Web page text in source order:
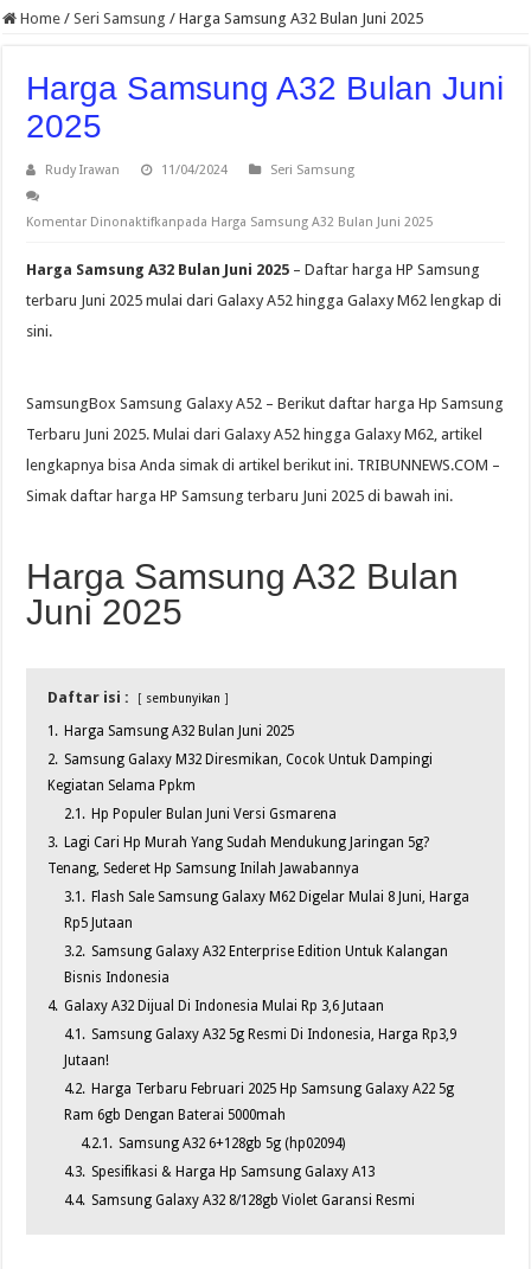
Home / Seri Samsung / Harga Samsung A32 Bulan Juni 2025
Harga Samsung A32 Bulan Juni
2025
Rudy Irawan 11/04/2024 Seri Samsung
Komentar Dinonaktifkanpada Harga Samsung A32 Bulan Juni 2025
Harga Samsung A32 Bulan Juni 2025 – Daftar harga HP Samsung
terbaru Juni 2025 mulai dari Galaxy A52 hingga Galaxy M62 lengkap di
sini.
SamsungBox Samsung Galaxy A52 – Berikut daftar harga Hp Samsung
Terbaru Juni 2025. Mulai dari Galaxy A52 hingga Galaxy M62, artikel
lengkapnya bisa Anda simak di artikel berikut ini. TRIBUNNEWS.COM –
Simak daftar harga HP Samsung terbaru Juni 2025 di bawah ini.
Harga Samsung A32 Bulan
Juni 2025
Daftar isi : sembunyikan
1. Harga Samsung A32 Bulan Juni 2025
2. Samsung Galaxy M32 Diresmikan, Cocok Untuk Dampingi
Kegiatan Selama Ppkm
2.1. Hp Populer Bulan Juni Versi Gsmarena
3. Lagi Cari Hp Murah Yang Sudah Mendukung Jaringan 5g?
Tenang, Sederet Hp Samsung Inilah Jawabannya
3.1. Flash Sale Samsung Galaxy M62 Digelar Mulai 8 Juni, Harga
Rp5 Jutaan
3.2. Samsung Galaxy A32 Enterprise Edition Untuk Kalangan
Bisnis Indonesia
4. Galaxy A32 Dijual Di Indonesia Mulai Rp 3,6 Jutaan
4.1. Samsung Galaxy A32 5g Resmi Di Indonesia, Harga Rp3,9
Jutaan!
4.2. Harga Terbaru Februari 2025 Hp Samsung Galaxy A22 5g
Ram 6gb Dengan Baterai 5000mah
4.2.1. Samsung A32 6+128gb 5g (hp02094)
4.3. Spesifikasi & Harga Hp Samsung Galaxy A13
4.4. Samsung Galaxy A32 8/128gb Violet Garansi Resmi